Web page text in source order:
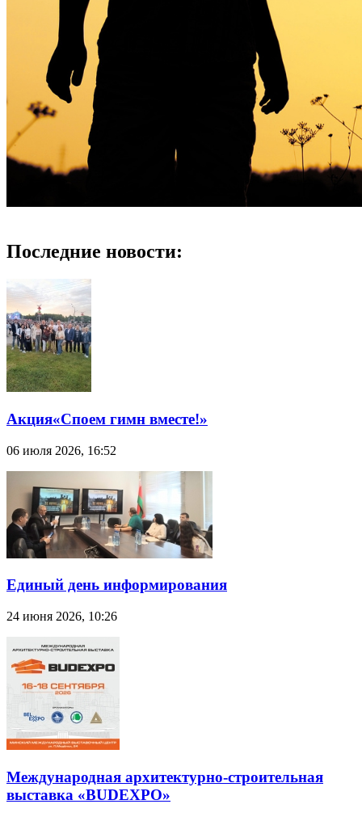
Последние новости:
Акция«Споем гимн вместе!»
06 июля 2026, 16:52
Единый день информирования
24 июня 2026, 10:26
Международная архитектурно-строительная
выставка «BUDEXPO»